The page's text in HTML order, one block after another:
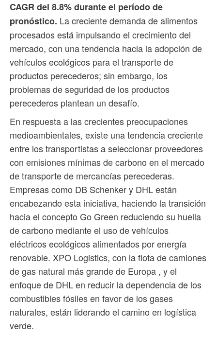
CAGR del 8.8% durante el período de
pronóstico. La creciente demanda de alimentos
procesados está impulsando el crecimiento del
mercado, con una tendencia hacia la adopción de
vehículos ecológicos para el transporte de
productos perecederos; sin embargo, los
problemas de seguridad de los productos
perecederos plantean un desafío.
En respuesta a las crecientes preocupaciones
medioambientales, existe una tendencia creciente
entre los transportistas a seleccionar proveedores
con emisiones mínimas de carbono en el mercado
de transporte de mercancías perecederas.
Empresas como DB Schenker y DHL están
encabezando esta iniciativa, haciendo la transición
hacia el concepto Go Green reduciendo su huella
de carbono mediante el uso de vehículos
eléctricos ecológicos alimentados por energía
renovable. XPO Logistics, con la flota de camiones
de gas natural más grande de Europa , y el
enfoque de DHL en reducir la dependencia de los
combustibles fósiles en favor de los gases
naturales, están liderando el camino en logística
verde.